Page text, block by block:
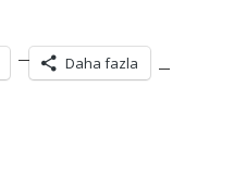
Daha fazla